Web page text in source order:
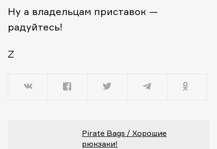
Ну а владельцам приставок —
радуйтесь!
Z
Pirate Bags / Хорошие
рюкзаки!